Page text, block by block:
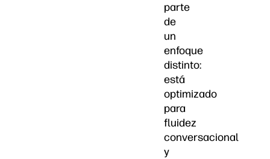
parte
de
un
enfoque
distinto:
está
optimizado
para
fluidez
conversacional
y